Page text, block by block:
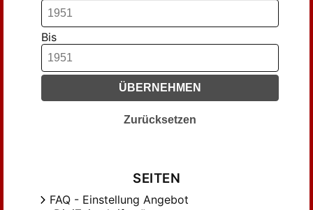
Muschinski, A. (6)
Neuhaus, Wilhelm (36)
Osthagen, Kurt (3)
Prenzel, Friedrich (4)
Bis
ÜBERNEHMEN
Zurücksetzen
SEITEN
FAQ - Einstellung Angebot